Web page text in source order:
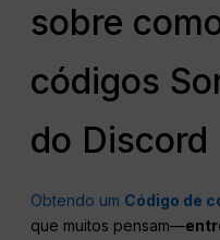
sobre
códigos
do Discord
Obtendo um Código de
que muitos pensam—